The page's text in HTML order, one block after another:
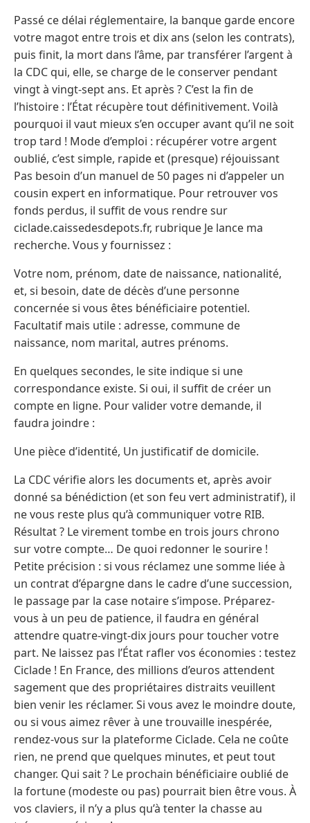
Passé ce délai réglementaire, la banque garde encore
votre magot entre trois et dix ans (selon les contrats),
puis finit, la mort dans l’âme, par transférer l’argent à
la CDC qui, elle, se charge de le conserver pendant
vingt à vingt-sept ans. Et après ? C’est la fin de
l’histoire : l’État récupère tout définitivement. Voilà
pourquoi il vaut mieux s’en occuper avant qu’il ne soit
trop tard ! Mode d’emploi : récupérer votre argent
oublié, c’est simple, rapide et (presque) réjouissant
Pas besoin d’un manuel de 50 pages ni d’appeler un
cousin expert en informatique. Pour retrouver vos
fonds perdus, il suffit de vous rendre sur
ciclade.caissedesdepots.fr, rubrique Je lance ma
recherche. Vous y fournissez :
Votre nom, prénom, date de naissance, nationalité,
et, si besoin, date de décès d’une personne
concernée si vous êtes bénéficiaire potentiel.
Facultatif mais utile : adresse, commune de
naissance, nom marital, autres prénoms.
En quelques secondes, le site indique si une
correspondance existe. Si oui, il suffit de créer un
compte en ligne. Pour valider votre demande, il
faudra joindre :
Une pièce d’identité, Un justificatif de domicile.
La CDC vérifie alors les documents et, après avoir
donné sa bénédiction (et son feu vert administratif), il
ne vous reste plus qu’à communiquer votre RIB.
Résultat ? Le virement tombe en trois jours chrono
sur votre compte… De quoi redonner le sourire !
Petite précision : si vous réclamez une somme liée à
un contrat d’épargne dans le cadre d’une succession,
le passage par la case notaire s’impose. Préparez-
vous à un peu de patience, il faudra en général
attendre quatre-vingt-dix jours pour toucher votre
part. Ne laissez pas l’État rafler vos économies : testez
Ciclade ! En France, des millions d’euros attendent
sagement que des propriétaires distraits veuillent
bien venir les réclamer. Si vous avez le moindre doute,
ou si vous aimez rêver à une trouvaille inespérée,
rendez-vous sur la plateforme Ciclade. Cela ne coûte
rien, ne prend que quelques minutes, et peut tout
changer. Qui sait ? Le prochain bénéficiaire oublié de
la fortune (modeste ou pas) pourrait bien être vous. À
vos claviers, il n’y a plus qu’à tenter la chasse au